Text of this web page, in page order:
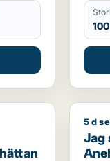
för Jag
5 d
Jag